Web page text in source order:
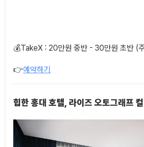
💰TakeX : 20만원 중반 - 30만원 초반 (
👉예약하기
힙한 홍대 호텔, 라이즈 오토그래프